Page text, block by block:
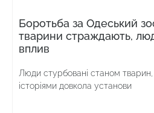
Боротьба за Одеський
тварини страждають,
вплив
Люди стурбовані станом
історіями довкола установи